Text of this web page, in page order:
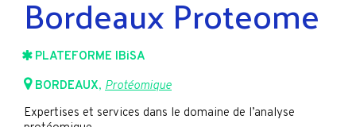
Bordeaux Proteome
PLATEFORME IBiSA
BORDEAUX, Protéomique
Expertises et services dans le domaine de l’analyse